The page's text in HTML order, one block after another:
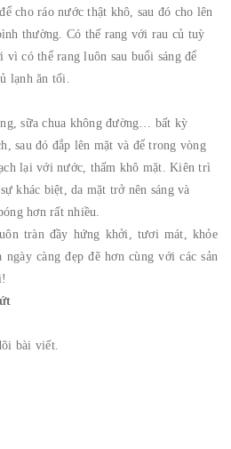
cho ráo nước thật khô, sau đó cho lên
thường. Có thế rang với rau củ tuỳ
có thể rang luôn sau buổi sáng để
lạnh ăn tối.
sữa chua không đường… bất kỳ
sau đó đắp lên mặt và để trong vòng
lại với nước, thấm khô mặt. Kiên trì
khác biệt, da mặt trở nên sáng và
hơn rất nhiều.
tràn đầy hứng khởi, tươi mát, khỏe
càng đẹp đẽ hơn cùng với các sản
bài viết.